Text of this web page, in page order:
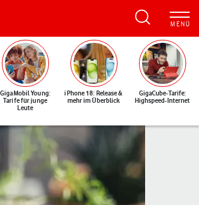
GigaMobil Young:
Tarife für junge
Leute
iPhone 18: Release &
mehr im Überblick
GigaCube-Tarife:
Highspeed-Internet